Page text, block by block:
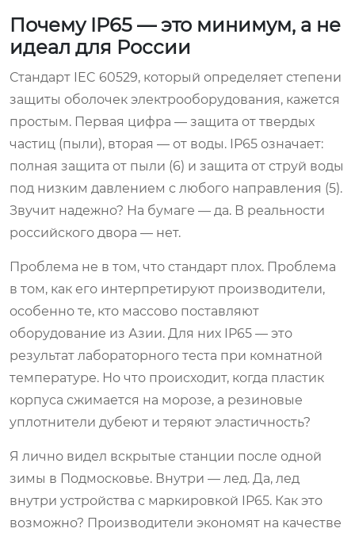
Почему IP65 — это минимум, а не
идеал для России
Стандарт IEC 60529, который определяет степени
защиты оболочек электрооборудования, кажется
простым. Первая цифра — защита от твердых
частиц (пыли), вторая — от воды. IP65 означает:
полная защита от пыли (6) и защита от струй воды
под низким давлением с любого направления (5).
Звучит надежно? На бумаге — да. В реальности
российского двора — нет.
Проблема не в том, что стандарт плох. Проблема
в том, как его интерпретируют производители,
особенно те, кто массово поставляют
оборудование из Азии. Для них IP65 — это
результат лабораторного теста при комнатной
температуре. Но что происходит, когда пластик
корпуса сжимается на морозе, а резиновые
уплотнители дубеют и теряют эластичность?
Я лично видел вскрытые станции после одной
зимы в Подмосковье. Внутри — лед. Да, лед
внутри устройства с маркировкой IP65. Как это
возможно? Производители экономят на качестве